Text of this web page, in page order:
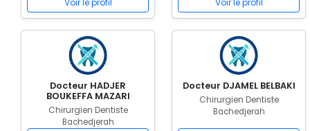
Voir le profil Voir le profil
Docteur HADJER
BOUKEFFA MAZARI
Chirurgien Dentiste
Bachedjerah
Docteur DJAMEL BELBAKI
Chirurgien Dentiste
Bachedjerah